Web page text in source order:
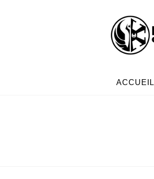
ACCUEIL